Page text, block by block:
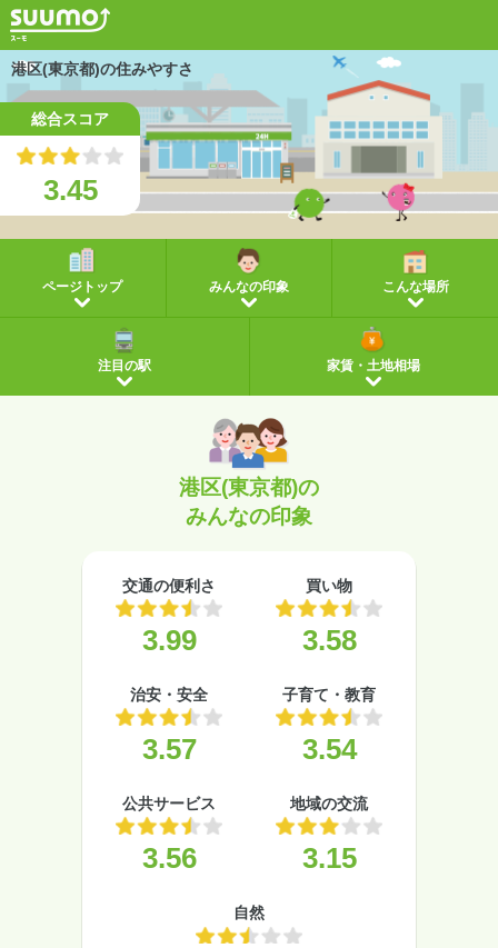
港区(東京都)の住みやすさ
ページトップ みんなの印象 こんな場所
注目の駅 家賃・土地相場
総合スコア
3.45
港区(東京都)の
みんなの印象
交通の便利さ
3.99
買い物
3.58
治安・安全
3.57
子育て・教育
3.54
公共サービス
3.56
地域の交流
3.15
自然